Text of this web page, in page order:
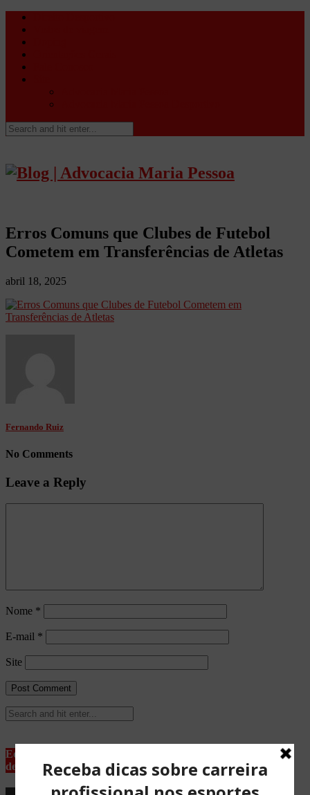
Erros Comuns que Clubes de Futebol
Cometem em Transferências de Atletas
abril 18, 2025
Fernando Ruiz
No Comments
Leave a Reply
Nome *
E-mail *
Site
Equipe Advocacia Maria Pessoa
de Lima